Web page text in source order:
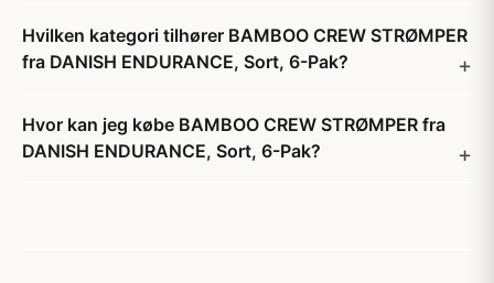
Hvilken kategori tilhører BAMBOO CREW STRØMPER
fra DANISH ENDURANCE, Sort, 6-Pak?
Hvor kan jeg købe BAMBOO CREW STRØMPER fra
DANISH ENDURANCE, Sort, 6-Pak?